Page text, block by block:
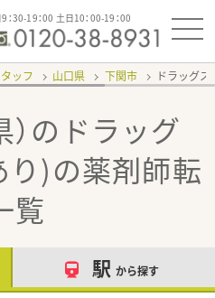
：30-19：00 土日10：00-19：00
ッフ 山口県 下関市 ドラッグ
）のドラッグ
り)の薬剤師転
覧
駅 から探す